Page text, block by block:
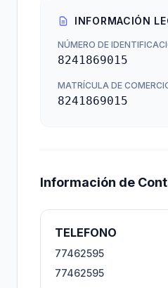
INFORMACIÓN
NÚMERO DE
8241869015
MATRÍCULA DE
8241869015
Información de
TELEFONO
77462595
77462595